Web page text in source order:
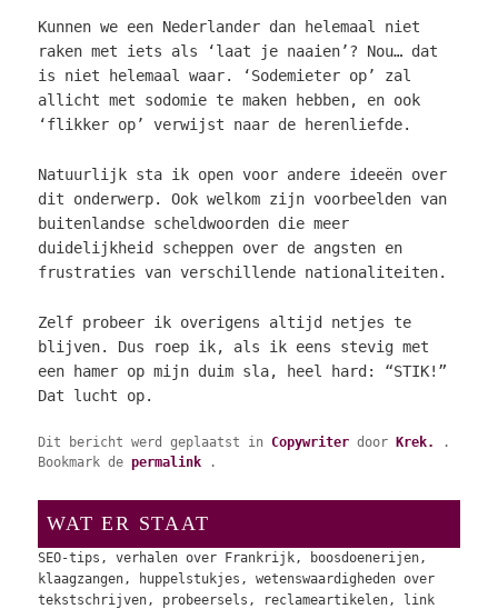
Kunnen we een Nederlander dan helemaal niet
raken met iets als ‘laat je naaien’? Nou… dat
is niet helemaal waar. ‘Sodemieter op’ zal
allicht met sodomie te maken hebben, en ook
‘flikker op’ verwijst naar de herenliefde.
Natuurlijk sta ik open voor andere ideeën over
dit onderwerp. Ook welkom zijn voorbeelden van
buitenlandse scheldwoorden die meer
duidelijkheid scheppen over de angsten en
frustraties van verschillende nationaliteiten.
Zelf probeer ik overigens altijd netjes te
blijven. Dus roep ik, als ik eens stevig met
een hamer op mijn duim sla, heel hard: “STIK!”
Dat lucht op.
Dit bericht werd geplaatst inCopywriter door Krek.
.
Bookmark depermalink .
WAT ER STAAT
SEO-tips, verhalen over Frankrijk, boosdoenerijen,
klaagzangen, huppelstukjes, wetenswaardigheden over
tekstschrijven, probeersels, reclameartikelen, link